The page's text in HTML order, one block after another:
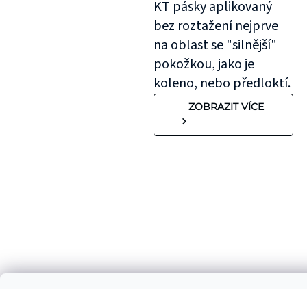
KT pásky aplikovaný
bez roztažení nejprve
na oblast se "silnější"
pokožkou, jako je
koleno, nebo předloktí.
ZOBRAZIT VÍCE